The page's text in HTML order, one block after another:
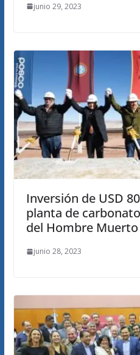
junio 29, 2023
Inversión de USD
planta de
del Hombre Muerto
junio 28, 2023